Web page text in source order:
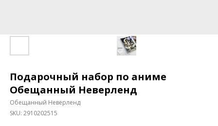
Подарочный набор по аниме
Обещанный Неверленд
Обещанный Неверленд
SKU: 2910202515